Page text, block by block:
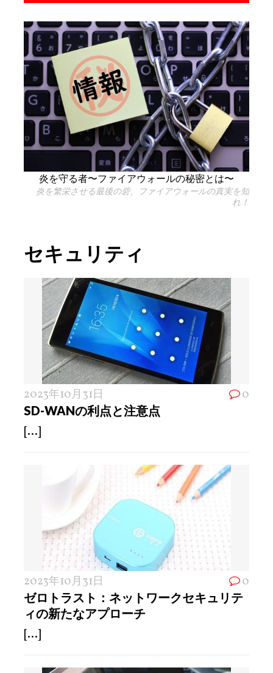
炎を守る者〜ファイアウォールの秘密とは〜
炎を繁栄させる最後の砦、ファイアウォールの真実を知
れ！
セキュリティ
2023年10月31日 0
SD-WANの利点と注意点
[...]
2023年10月31日 0
ゼロトラスト：ネットワークセキュリテ
ィの新たなアプローチ
[...]